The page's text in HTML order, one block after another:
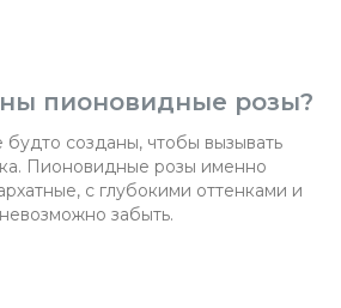
пионовидные розы?
будто созданы, чтобы вызывать
Пионовидные розы именно
с глубокими оттенками и
забыть.